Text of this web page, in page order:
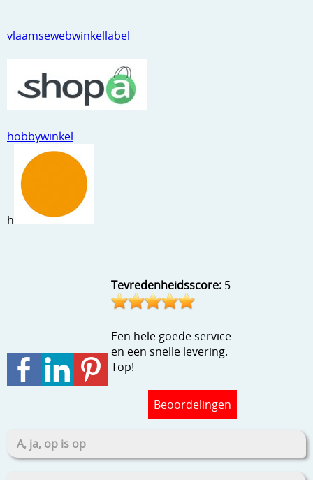
Ponsen
Snijmaterialen
Stans machine en embossing machines
Stempels en zo
Template, mask, stencils, grids
vlaamsewebwinkellabel
hobbywinkel
h
Tevredenheidsscore: 5
Een hele goede service
en een snelle levering.
Top!
Beoordelingen
A, ja, op is op